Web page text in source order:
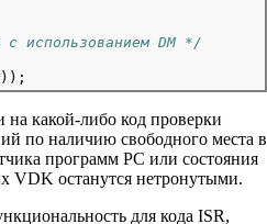
использованием DM */
какой-либо код проверки
по наличию свободного места в
программ PC или состояния
VDK останутся нетронутыми.
для кода ISR,